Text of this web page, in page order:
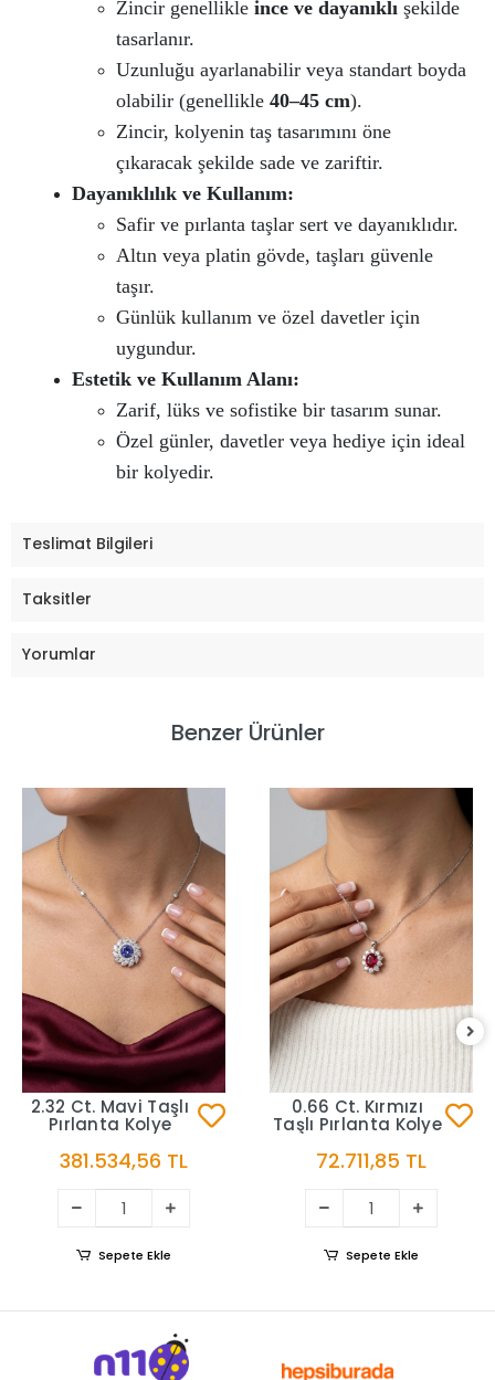
tasarlanır.
Uzunluğu ayarlanabilir veya standart boyda
olabilir (genellikle 40–45 cm).
Zincir, kolyenin taş tasarımını öne
çıkaracak şekilde sade ve zariftir.
Dayanıklılık ve Kullanım:
Safir ve pırlanta taşlar sert ve dayanıklıdır.
Altın veya platin gövde, taşları güvenle
taşır.
Günlük kullanım ve özel davetler için
uygundur.
Estetik ve Kullanım Alanı:
Zarif, lüks ve sofistike bir tasarım sunar.
Özel günler, davetler veya hediye için ideal
bir kolyedir.
Teslimat Bilgileri
Taksitler
Yorumlar
Benzer Ürünler
2.32 Ct. Mavi Taşlı
Pırlanta Kolye
381.534,56 TL
Sepete Ekle
0.66 Ct. Kırmızı
Taşlı Pırlanta Kolye
72.711,85 TL
Sepete Ekle